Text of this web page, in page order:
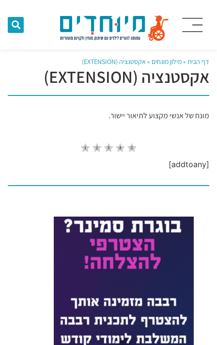
דף הבית »מילון מונחים » אקסטנציה (EXTENSION)
אקסטנציה (EXTENSION)
מונח של אנשי מקצוע לתיאור יישור.
[addtoany]